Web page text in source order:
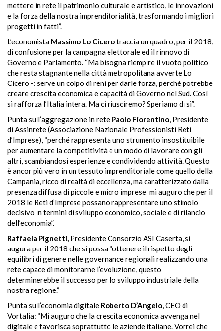
mettere in rete il patrimonio culturale e artistico, le innovazioni
e la forza della nostra imprenditorialità, trasformando i migliori
progetti in fatti”.
L’economista Massimo Lo Cicerotraccia un quadro, per il 2018,
di confusione per la campagna elettorale ed il rinnovo di
Governo e Parlamento. “Ma bisogna riempire il vuoto politico
che resta stagnante nella città metropolitanaavverte Lo
Cicero -: serve un colpo di reni per darle forza, perché potrebbe
creare crescita economica e capacità di Governo nel Sud. Così
si rafforza l’Italia intera. Ma ci riusciremo? Speriamo di si”.
Punta sull’aggregazione in rete Paolo Fiorentino, Presidente
di Assinrete (Associazione Nazionale Professionisti Reti
d’Imprese), “perché rappresenta uno strumento insostituibile
per aumentare la competitività e un modo di lavorare con gli
altri, scambiandosi esperienze e condividendo attività. Questo
è ancor più vero in un tessuto imprenditoriale come quello della
Campania, ricco di realtà di eccellenza, ma caratterizzato dalla
presenza diffusa di piccole e micro imprese: mi auguro che per il
2018 le Reti d’Imprese possano rappresentare uno stimolo
decisivo in termini di sviluppo economico, sociale e di rilancio
dell’economia”.
Raffaela Pignetti, Presidente Consorzio ASI Caserta, si
augura per il 2018 che si possa “ottenere il rispetto degli
equilibri di genere nelle governance regionali realizzando una
rete capace di monitorarne l’evoluzione, questo
determinerebbe il successo per lo sviluppo industriale della
nostra regione.”
Punta sull’economia digitale Roberto D’Angelo, CEO di
Vortalia: “Mi auguro che la crescita economica avvenga nel
digitale e favorisca soprattutto le aziende italiane. Vorrei che